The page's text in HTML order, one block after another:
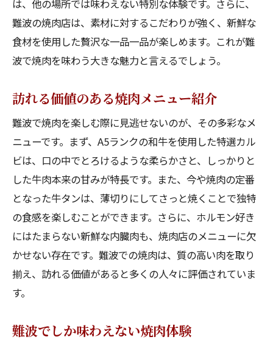
は、他の場所では味わえない特別な体験です。さらに、
難波の焼肉店は、素材に対するこだわりが強く、新鮮な
食材を使用した贅沢な一品一品が楽しめます。これが難
波で焼肉を味わう大きな魅力と言えるでしょう。
訪れる価値のある焼肉メニュー紹介
難波で焼肉を楽しむ際に見逃せないのが、その多彩なメ
ニューです。まず、A5ランクの和牛を使用した特選カル
ビは、口の中でとろけるような柔らかさと、しっかりと
した牛肉本来の甘みが特長です。また、今や焼肉の定番
となった牛タンは、薄切りにしてさっと焼くことで独特
の食感を楽しむことができます。さらに、ホルモン好き
にはたまらない新鮮な内臓肉も、焼肉店のメニューに欠
かせない存在です。難波での焼肉は、質の高い肉を取り
揃え、訪れる価値があると多くの人々に評価されていま
す。
難波でしか味わえない焼肉体験